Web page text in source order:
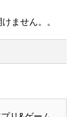
ません。。